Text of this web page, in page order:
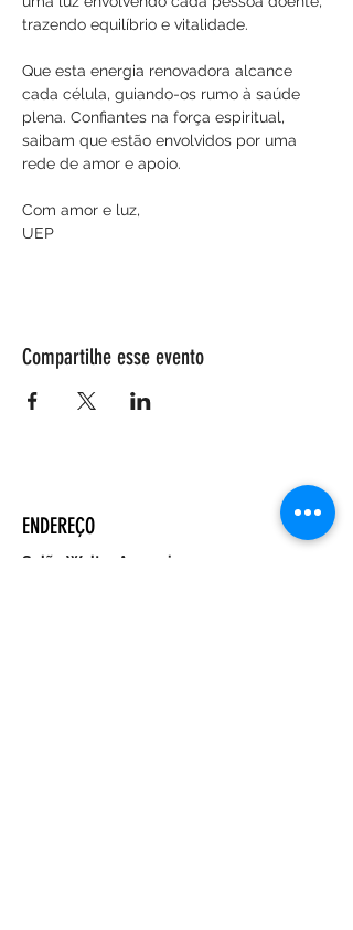
trazendo equilíbrio e vitalidade.
Que esta energia renovadora alcance
cada célula, guiando-os rumo à saúde
plena. Confiantes na força espiritual,
saibam que estão envolvidos por uma
rede de amor e apoio.
Com amor e luz,
UEP
Compartilhe esse evento
ENDEREÇO
Salão Walter Accorsi